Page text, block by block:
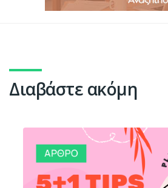
Διαβάστε ακόμη